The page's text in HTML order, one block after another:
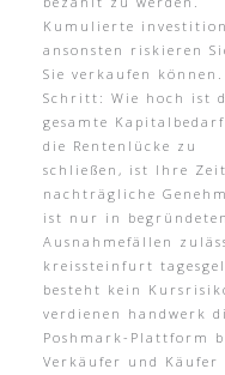
Kumulierte
ansonsten riskieren
Sie verkaufen können.
Schritt: Wie hoch ist
gesamte
die Rentenlücke zu
schließen, ist Ihre
nachträgliche
ist nur in begründeten
Ausnahmefällen
kreissteinfurt
besteht kein
verdienen handwerk
Poshmark-Plattform
Verkäufer und Käufer